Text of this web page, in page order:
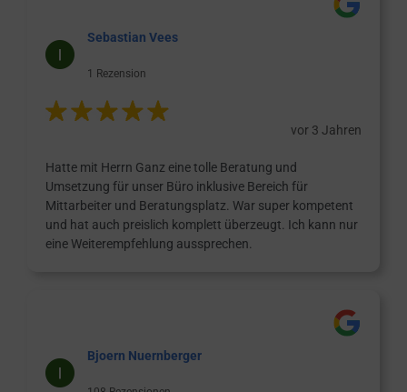
Sebastian Vees
1 Rezension
vor 3 Jahren
Hatte mit Herrn Ganz eine tolle Beratung und
Umsetzung für unser Büro inklusive Bereich für
Mittarbeiter und Beratungsplatz. War super kompetent
und hat auch preislich komplett überzeugt. Ich kann nur
eine Weiterempfehlung aussprechen.
Bjoern Nuernberger